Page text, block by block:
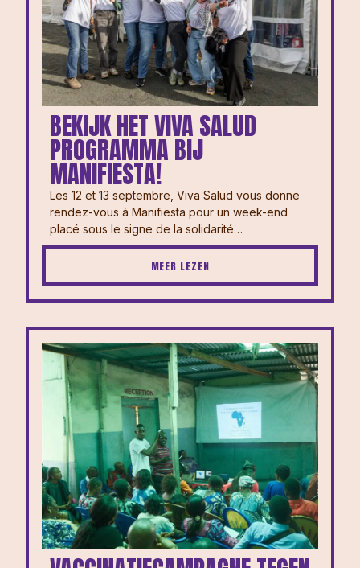
BEKIJK HET VIVA SALUD
PROGRAMMA BIJ
MANIFIESTA!
Les 12 et 13 septembre, Viva Salud vous donne
rendez-vous à Manifiesta pour un week-end
placé sous le signe de la solidarité…
MEER LEZEN